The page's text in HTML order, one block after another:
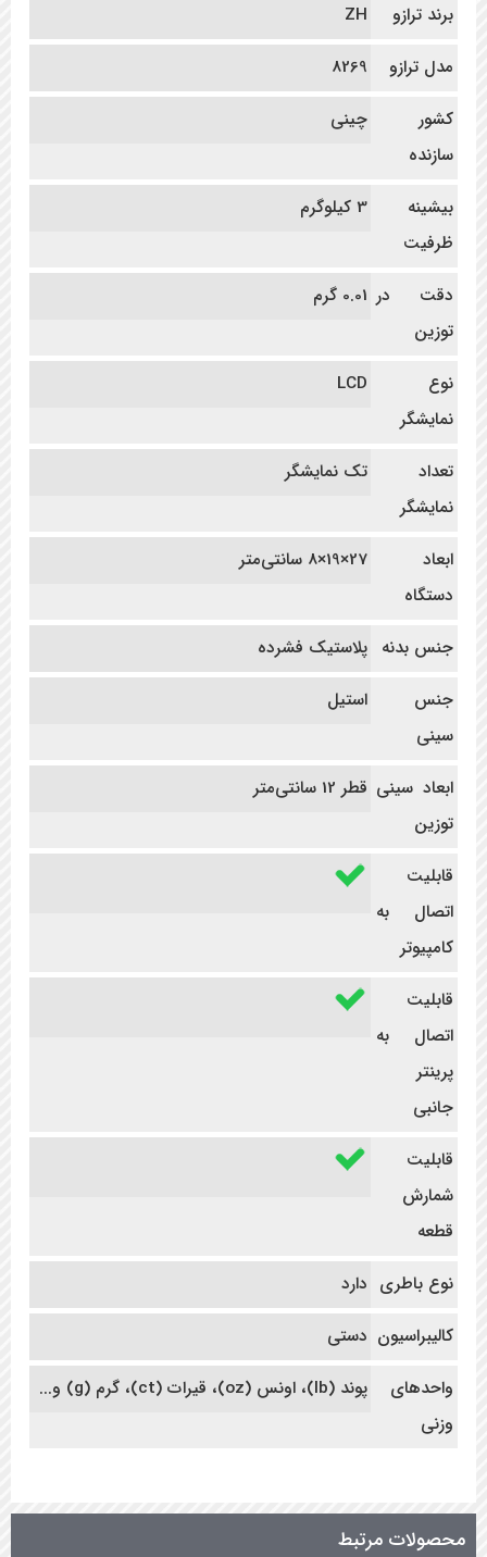
برند ترازو
ZH
مدل ترازو
8269
کشور
سازنده
چینی
بیشینه
ظرفیت
3 کیلوگرم
دقت در
توزین
0.01 گرم
نوع
نمایشگر
LCD
تعداد
نمایشگر
تک نمایشگر
ابعاد
دستگاه
27×19×8 سانتی‌متر
جنس بدنه پلاستیک فشرده
جنس
سینی
استیل
ابعاد سینی
توزین
قطر 12 سانتی‌متر
قابلیت
اتصال به
کامپیوتر
قابلیت
اتصال به
پرینتر
جانبی
قابلیت
شمارش
قطعه
نوع باطری دارد
کالیبراسیون دستی
واحدهای
وزنی
پوند (Ib)، اونس (oz)، قیرات (ct)، گرم (g) و...
محصولات مرتبط